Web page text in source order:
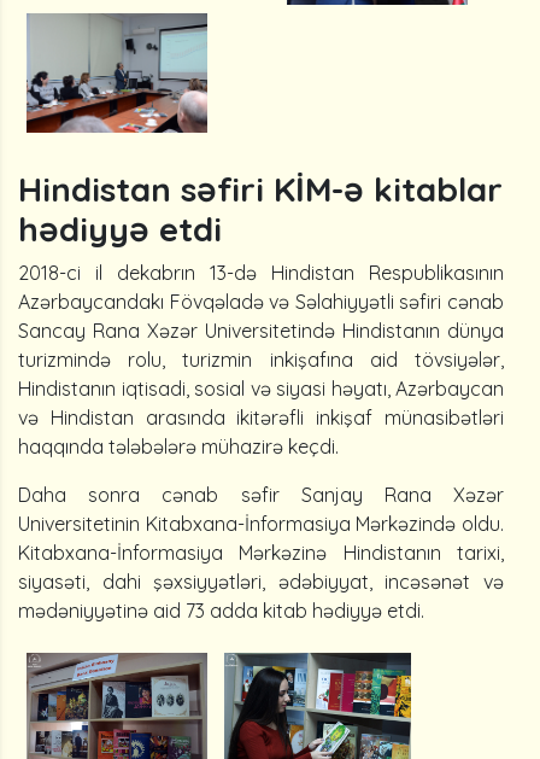
Hindistan səfiri KİM-ə kitablar
hədiyyə etdi
2018-ci il dekabrın 13-də Hindistan Respublikasının
Azərbaycandakı Fövqəladə və Səlahiyyətli səfiri cənab
Sancay Rana Xəzər Universitetində Hindistanın dünya
turizmində rolu, turizmin inkişafına aid tövsiyələr,
Hindistanın iqtisadi, sosial və siyasi həyatı, Azərbaycan
və Hindistan arasında ikitərəfli inkişaf münasibətləri
haqqında tələbələrə mühazirə keçdi.
Daha sonra cənab səfir Sanjay Rana Xəzər
Universitetinin Kitabxana-İnformasiya Mərkəzində oldu.
Kitabxana-İnformasiya Mərkəzinə Hindistanın tarixi,
siyasəti, dahi şəxsiyyətləri, ədəbiyyat, incəsənət və
mədəniyyətinə aid 73 adda kitab hədiyyə etdi.